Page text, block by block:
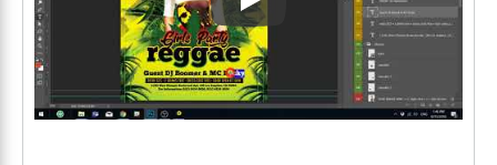
Play: Keynote (Google I/O